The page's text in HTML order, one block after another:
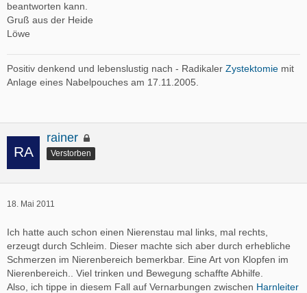
beantworten kann.
Gruß aus der Heide
Löwe
Positiv denkend und lebenslustig nach - Radikaler Zystektomie mit
Anlage eines Nabelpouches am 17.11.2005.
rainer
Verstorben
18. Mai 2011
Ich hatte auch schon einen Nierenstau mal links, mal rechts,
erzeugt durch Schleim. Dieser machte sich aber durch erhebliche
Schmerzen im Nierenbereich bemerkbar. Eine Art von Klopfen im
Nierenbereich.. Viel trinken und Bewegung schaffte Abhilfe.
Also, ich tippe in diesem Fall auf Vernarbungen zwischen Harnleiter